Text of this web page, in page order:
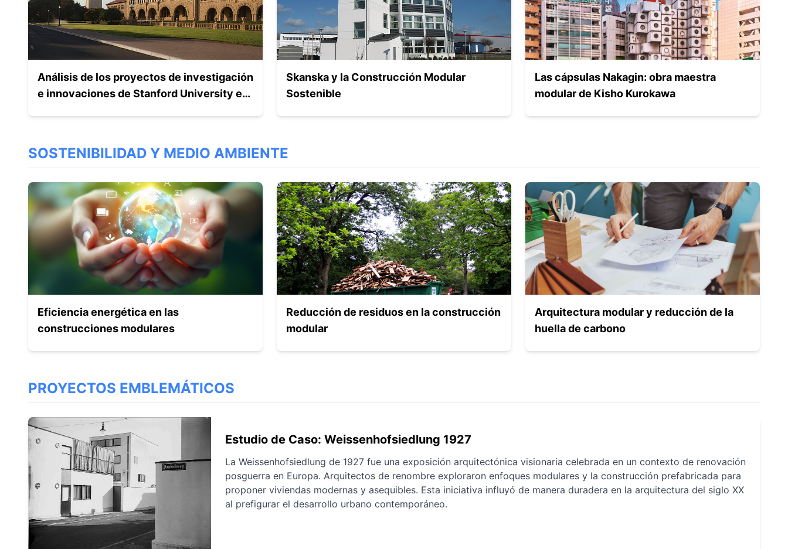
Análisis de los proyectos de investigación
e innovaciones de Stanford University en
Skanska y la Construcción Modular
Sostenible
Las cápsulas Nakagin: obra maestra
modular de Kisho Kurokawa
SOSTENIBILIDAD Y MEDIO AMBIENTE
Eficiencia energética en las
construcciones modulares
Reducción de residuos en la construcción
modular
Arquitectura modular y reducción de la
huella de carbono
PROYECTOS EMBLEMÁTICOS
Estudio de Caso: Weissenhofsiedlung 1927
La Weissenhofsiedlung de 1927 fue una exposición arquitectónica visionaria celebrada en un contexto de renovación
posguerra en Europa. Arquitectos de renombre exploraron enfoques modulares y la construcción prefabricada para
proponer viviendas modernas y asequibles. Esta iniciativa influyó de manera duradera en la arquitectura del siglo XX
al prefigurar el desarrollo urbano contemporáneo.